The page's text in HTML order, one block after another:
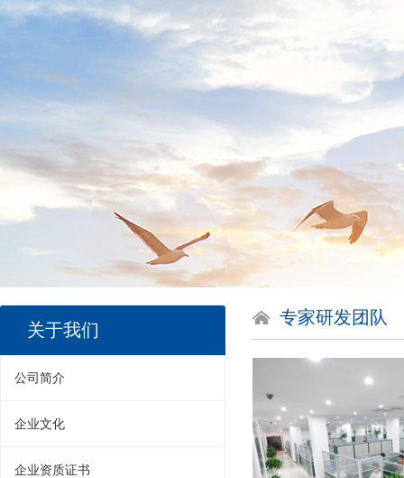
关于我们
公司简介
企业文化
企业资质证书
专家研发团队